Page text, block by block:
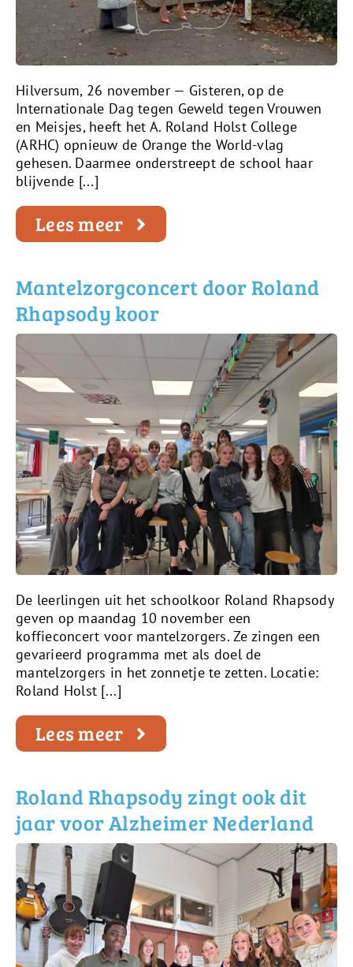
Hilversum, 26 november — Gisteren, op de
Internationale Dag tegen Geweld tegen Vrouwen
en Meisjes, heeft het A. Roland Holst College
(ARHC) opnieuw de Orange the World-vlag
gehesen. Daarmee onderstreept de school haar
blijvende [...]
Lees meer
Mantelzorgconcert door Roland
Rhapsody koor
De leerlingen uit het schoolkoor Roland Rhapsody
geven op maandag 10 november een
koffieconcert voor mantelzorgers. Ze zingen een
gevarieerd programma met als doel de
mantelzorgers in het zonnetje te zetten. Locatie:
Roland Holst [...]
Lees meer
Roland Rhapsody zingt ook dit
jaar voor Alzheimer Nederland